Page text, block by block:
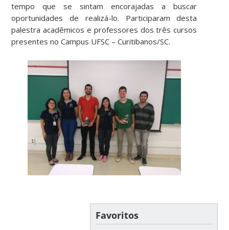
tempo que se sintam encorajadas a buscar
oportunidades de realizá-lo. Participaram desta
palestra acadêmicos e professores dos três cursos
presentes no Campus UFSC – Curitibanos/SC.
Favoritos